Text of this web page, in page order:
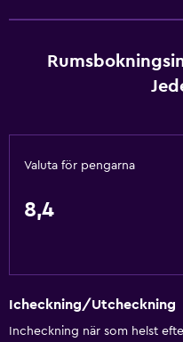
Kroppstvål
Badrum
Hårfön
Valuta för pengarna
8,4
Icheckning/Utcheckning
Incheckning när som helst